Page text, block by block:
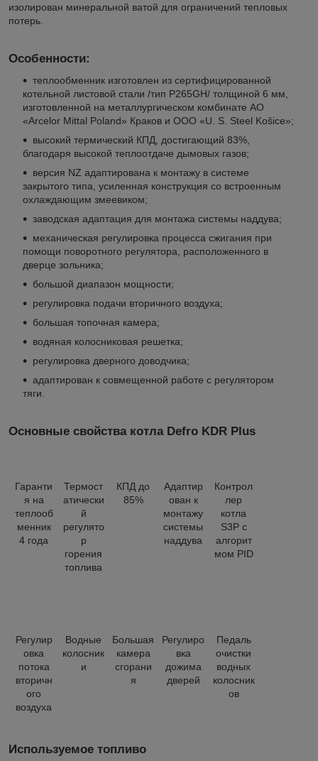
изолирован минеральной ватой для ограничений тепловых
потерь.
Особенности:
теплообменник изготовлен из сертифицированной
котельной листовой стали /тип P265GH/ толщиной 6 мм,
изготовленной на металлургическом комбинате АО
«Arcelor Mittal Poland» Краков и ООО «U. S. Steel Košice»;
высокий термический КПД, достигающий 83%,
благодаря высокой теплоотдаче дымовых газов;
версия NZ адаптирована к монтажу в системе
закрытого типа, усиленная конструкция со встроенным
охлаждающим змеевиком;
заводская адаптация для монтажа системы наддува;
механическая регулировка процесса сжигания при
помощи поворотного регулятора, расположенного в
дверце зольника;
большой диапазон мощности;
регулировка подачи вторичного воздуха;
большая топочная камера;
водяная колосниковая решетка;
регулировка дверного доводчика;
адаптирован к совмещенной работе с регулятором
тяги.
Основные свойства котла Defro KDR Plus
Гаранти
я на
теплооб
менник
4 года
Термост
атически
й
регулято
р
горения
топлива
КПД до
85%
Адаптир
ован к
монтажу
системы
наддува
Контрол
лер
котла
S3P с
алгорит
мом PID
Регулир
овка
потока
вторичн
ого
воздуха
Водные
колосник
и
Большая
камера
сгорани
я
Регулиро
вка
дожима
дверей
Педаль
очистки
водных
колосник
ов
Используемое топливо